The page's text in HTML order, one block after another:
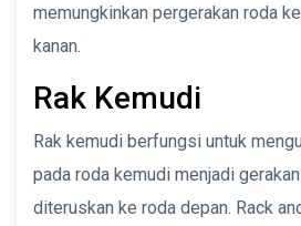
memungkinkan pergerakan roda
kanan.
Rak Kemudi
Rak kemudi berfungsi untuk
pada roda kemudi menjadi
diteruskan ke roda depan. Rack